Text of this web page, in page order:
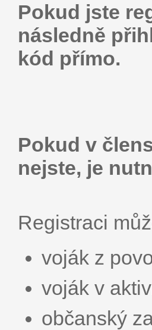
Pokud jste
následně
kód přímo.
Pokud v
nejste, je
Registraci
voják z
voják v
občanský